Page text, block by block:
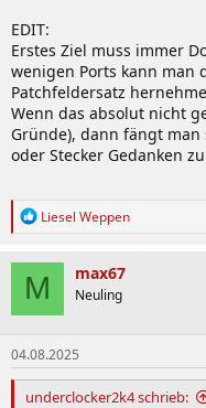
EDIT:
Erstes Ziel muss immer
wenigen Ports kann man
Patchfeldersatz
Wenn das absolut nicht
Gründe), dann fängt man
oder Stecker Gedanken
R
k
t
o
n
e
n
:
Liesel Weppen
M max67
Neuling
04.08.2025
underclocker2k4 schrieb: